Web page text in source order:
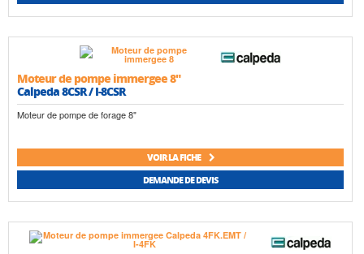
Moteur de pompe immergee 8"
Calpeda 8CSR / I-8CSR
Moteur de pompe de forage 8"
VOIR LA FICHE
DEMANDE DE DEVIS